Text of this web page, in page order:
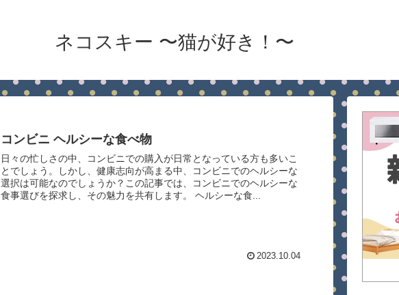
ネコスキー 〜猫が好き！〜
コンビニ ヘルシーな食べ物
日々の忙しさの中、コンビニでの購入が日常となっている方も多いこ
とでしょう。しかし、健康志向が高まる中、コンビニでのヘルシーな
選択は可能なのでしょうか？この記事では、コンビニでのヘルシーな
食事選びを探求し、その魅力を共有します。 ヘルシーな食...
2023.10.04